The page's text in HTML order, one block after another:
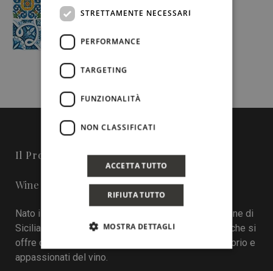
Il Progetto
Wine in Sicily - Online Magazine
Nato il 22 aprile 2016 durante la tredicesima edizione di
Sicilia en Primeur, Wineinsicily.com è un magazine che si
offre come sistema di interazione tra cantine, territorio e
appassionati del vino.
STRETTAMENTE NECESSARI
PERFORMANCE
TARGETING
FUNZIONALITÀ
NON CLASSIFICATI
ACCETTA TUTTO
RIFIUTA TUTTO
MOSTRA DETTAGLI